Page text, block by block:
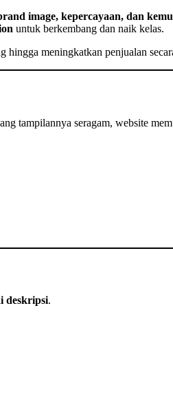
image, kepercayaan, dan
untuk berkembang dan naik kelas.
hingga meningkatkan penjualan
tampilannya seragam, website
deskripsi.